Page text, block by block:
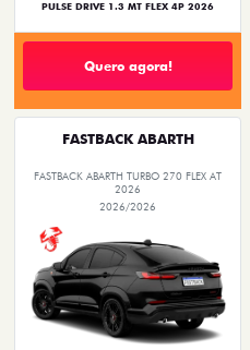
PULSE DRIVE 1.3 MT FLEX 4P 2026
Quero agora!
FASTBACK ABARTH
FASTBACK ABARTH TURBO 270 FLEX AT
2026
2026/2026